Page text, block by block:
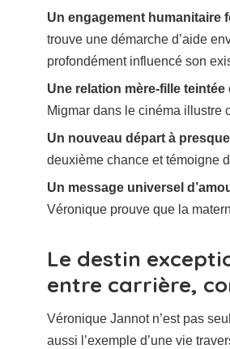
Un engagement humanitaire
trouve une démarche d’aide
profondément influencé son
Une relation mère-fille
Migmar dans le cinéma illustre
Un nouveau départ à
deuxième chance et témoigne
Un message universel
Véronique prouve que la
Le destin
entre carrière,
Véronique Jannot n’est pas
aussi l’exemple d’une vie